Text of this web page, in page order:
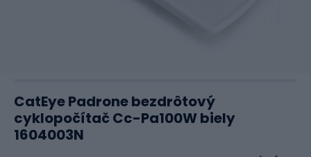
CatEye Padrone bezdrôtový
cyklopočítač Cc-Pa100W biely
1604003N